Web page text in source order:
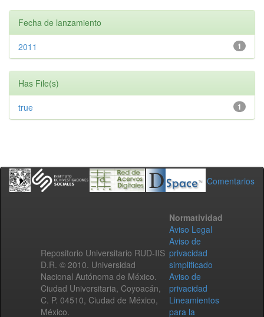
Fecha de lanzamiento
1
2011
Has File(s)
1
true
Comentarios
Repositorio Universitario RUD-IIS
D.R. © 2010. Universidad
Nacional Autónoma de México.
Ciudad Universitaria, Coyoacán,
C. P. 04510, Ciudad de México,
México.
Normatividad
Aviso Legal
Aviso de
privacidad
simplificado
Aviso de
privacidad
Lineamientos
para la